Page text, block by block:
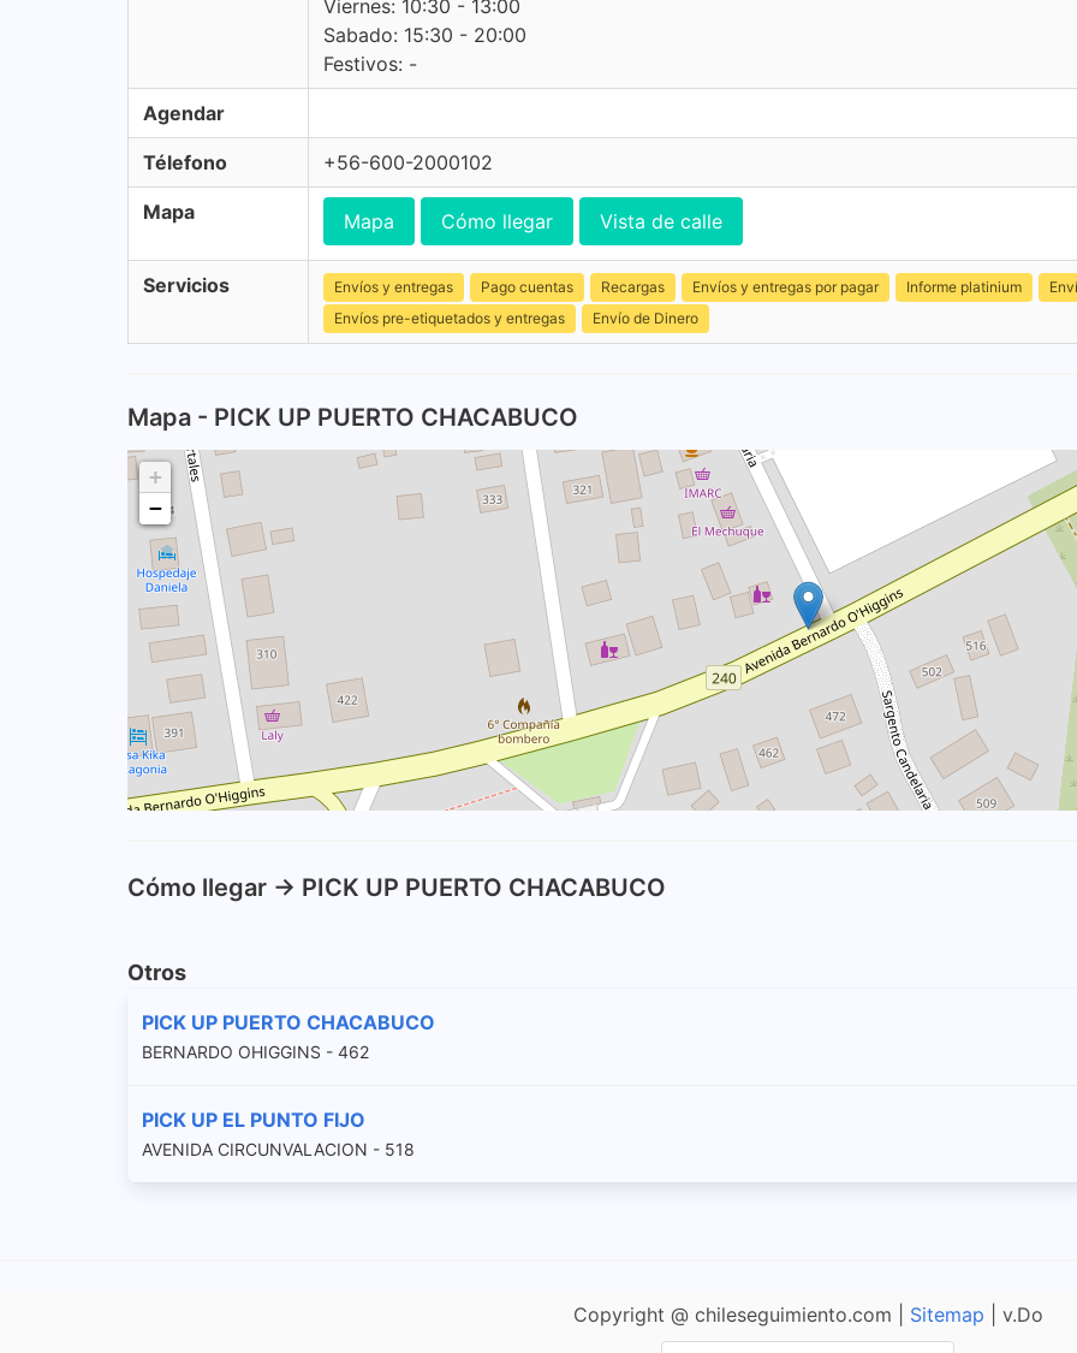
Viernes: 10:30 - 13:00
Sabado: 15:30 - 20:00
Festivos: -
Agendar
Télefono +56-600-2000102
Mapa Mapa Cómo llegar Vista de calle
Servicios Envíos y entregas Pago cuentas Recargas Envíos y entregas por pagar Informe platinium
Envíos pre-etiquetados y entregas
Envío de Dinero
Mapa - PICK UP PUERTO CHACABUCO
+
−
Cómo llegar -> PICK UP PUERTO CHACABUCO
Otros
PICK UP PUERTO CHACABUCO
BERNARDO OHIGGINS - 462
PICK UP EL PUNTO FIJO
AVENIDA CIRCUNVALACION - 518
Copyright @ chileseguimiento.com | Sitemap | v.Do